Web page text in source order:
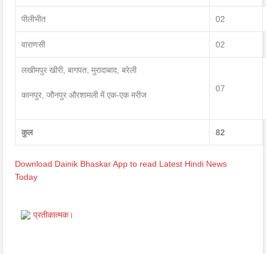
पीलीभीत 02
वाराणसी 02
लखीमपुर खीरी, बागपत, मुरादाबाद, बरेली
कानपुर, जौनपुर औरशामली में एक-एक मरीज
07
कुल 82
Download Dainik Bhaskar App to read Latest Hindi News
Today
प्रतीकात्मक।